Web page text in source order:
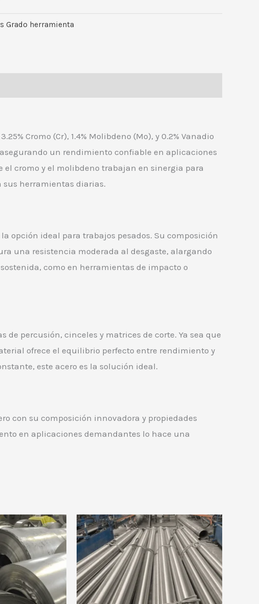
Grado herramienta
Cromo (Cr), 1.4% Molibdeno (Mo), y 0.2% Vanadio
un rendimiento confiable en aplicaciones
cromo y el molibdeno trabajan en sinergia para
sus herramientas diarias.
opción ideal para trabajos pesados. Su composición
una resistencia moderada al desgaste, alargando
como en herramientas de impacto o
percusión, cinceles y matrices de corte. Ya sea que
ofrece el equilibrio perfecto entre rendimiento y
este acero es la solución ideal.
con su composición innovadora y propiedades
en aplicaciones demandantes lo hace una